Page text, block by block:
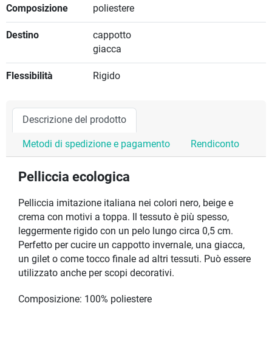
Composizione poliestere
Destino
cappotto
giacca
Flessibilità Rigido
Descrizione del prodotto
Metodi di spedizione e pagamento Rendiconto
Pelliccia ecologica
Pelliccia imitazione italiana nei colori nero, beige e
crema con motivi a toppa. Il tessuto è più spesso,
leggermente rigido con un pelo lungo circa 0,5 cm.
Perfetto per cucire un cappotto invernale, una giacca,
un gilet o come tocco finale ad altri tessuti. Può essere
utilizzato anche per scopi decorativi.
Composizione: 100% poliestere